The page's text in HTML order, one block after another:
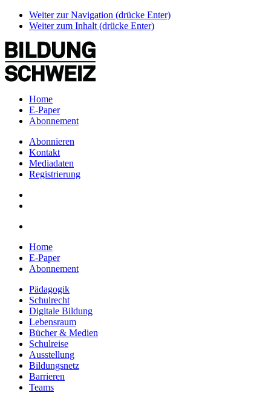
Weiter zur Navigation (drücke Enter)
Weiter zum Inhalt (drücke Enter)
Home
E-Paper
Abonnement
Abonnieren
Kontakt
Mediadaten
Registrierung
Home
E-Paper
Abonnement
Pädagogik
Schulrecht
Digitale Bildung
Lebensraum
Bücher & Medien
Schulreise
Ausstellung
Bildungsnetz
Barrieren
Teams